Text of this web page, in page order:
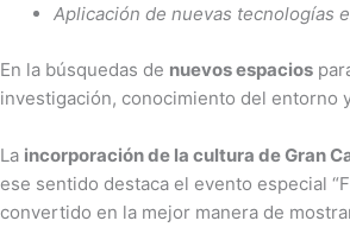
Aplicación de nuevas tecnologías
En la búsquedas de nuevos espacios
investigación, conocimiento del entorno
La incorporación de la cultura de Gran
ese sentido destaca el evento especial
convertido en la mejor manera de